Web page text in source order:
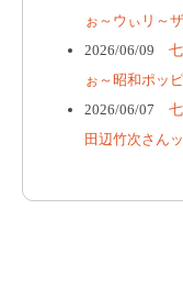
ぉ～ウぃリ～
2026/06/09 七
ぉ～昭和ポッ
2026/06/07 七
田辺竹次さん